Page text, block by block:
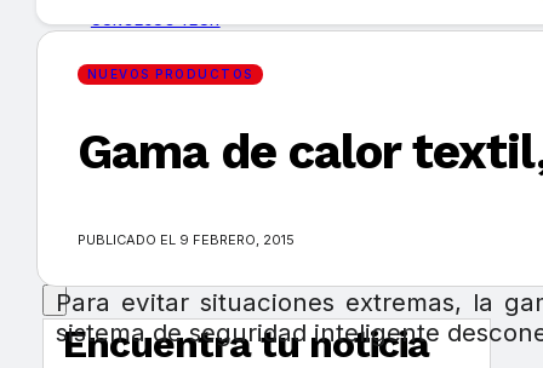
MERCADOS Y TENDENCIAS
Encuentra tu noticia
NUEVOS PRODUCTOS
Gama de calor
PUBLICADO EL 9 FEBRERO, 2015
Para evitar situaciones extremas, la
sistema de seguridad inteligente